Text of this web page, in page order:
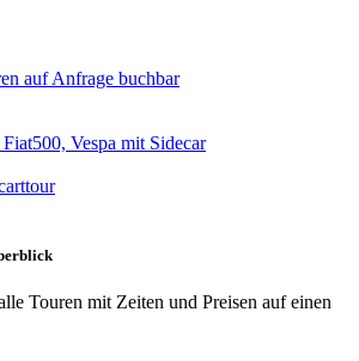
auf Anfrage buchbar
Vespa mit Sidecar
Touren mit Zeiten und Preisen auf einen